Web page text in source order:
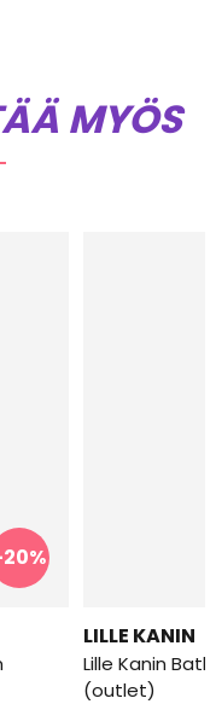
MYÖS
LILLE KANIN
Lille Kanin
(outlet)